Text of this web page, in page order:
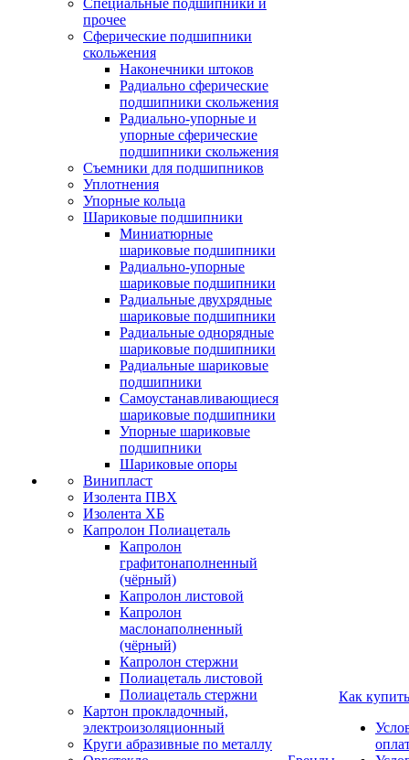
Специальные подшипники и
прочее
Сферические подшипники
скольжения
Наконечники штоков
Радиально сферические
подшипники скольжения
Радиально-упорные и
упорные сферические
подшипники скольжения
Съемники для подшипников
Уплотнения
Упорные кольца
Шариковые подшипники
Миниатюрные
шариковые подшипники
Радиально-упорные
шариковые подшипники
Радиальные двухрядные
шариковые подшипники
Радиальные однорядные
шариковые подшипники
Радиальные шариковые
подшипники
Самоустанавливающиеся
шариковые подшипники
Упорные шариковые
подшипники
Шариковые опоры
Винипласт
Изолента ПВХ
Изолента ХБ
Капролон Полиацеталь
Капролон
графитонаполненный
(чёрный)
Капролон листовой
Капролон
маслонаполненный
(чёрный)
Капролон стержни
Полиацеталь листовой
Полиацеталь стержни
Картон прокладочный,
электроизоляционный
Круги абразивные по металлу
Как купить